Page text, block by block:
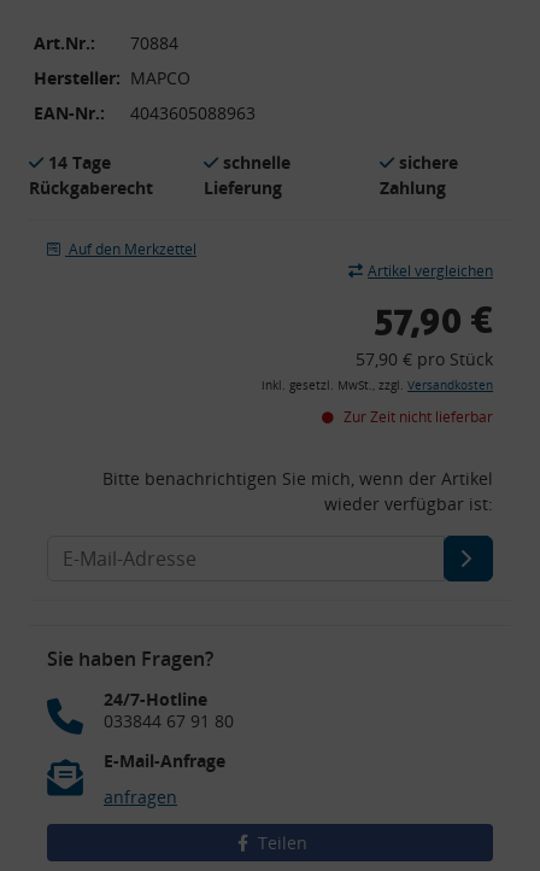
Art.Nr.:
70884
Hersteller: MAPCO
EAN-Nr.:
4043605088963
14 Tage
Rückgaberecht
schnelle
Lieferung
sichere
Zahlung
Auf den Merkzettel
Artikel vergleichen
57,90 €
57,90 € pro Stück
inkl. gesetzl. MwSt., zzgl. Versandkosten
Zur Zeit nicht lieferbar
Bitte benachrichtigen Sie mich, wenn der Artikel
wieder verfügbar ist:
Sie haben Fragen?
24/7-Hotline
033844 67 91 80
E-Mail-Anfrage
anfragen
Teilen